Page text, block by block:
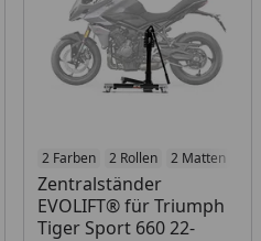
2 Racetrack-Add-Ons 2 Branding-Optionen
2 Farben 2 Rollen 2 Matten
Zentralständer
EVOLIFT® für Triumph
Tiger Sport 660 22-
Produkt am Lager